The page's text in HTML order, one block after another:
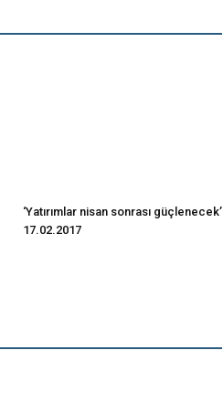
‘Yatırımlar nisan sonrası güçlenecek’
17.02.2017